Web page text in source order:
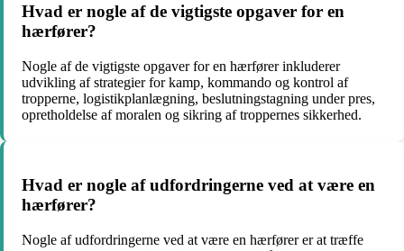
Hvad er nogle af de vigtigste opgaver for en
hærfører?
Nogle af de vigtigste opgaver for en hærfører inkluderer
udvikling af strategier for kamp, kommando og kontrol af
tropperne, logistikplanlægning, beslutningstagning under pres,
opretholdelse af moralen og sikring af troppernes sikkerhed.
Hvad er nogle af udfordringerne ved at være en
hærfører?
Nogle af udfordringerne ved at være en hærfører er at træffe